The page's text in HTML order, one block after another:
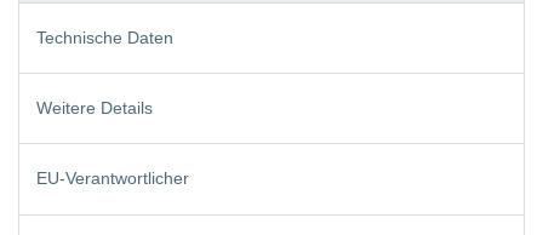
Technische Daten
Weitere Details
EU-Verantwortlicher